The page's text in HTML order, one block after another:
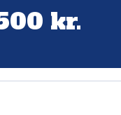
kr.